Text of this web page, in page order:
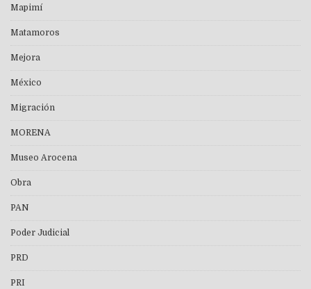
Mapimí
Matamoros
Mejora
México
Migración
MORENA
Museo Arocena
Obra
PAN
Poder Judicial
PRD
PRI